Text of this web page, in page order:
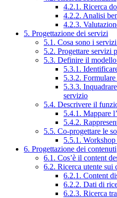
4.2.1. Ricerca
4.2.2. Analisi
4.2.3.
5. Progettazione dei servizi
5.1. Cosa sono i
5.2. Progettare servizi
5.3. Definire il
5.3.1.
5.3.2.
5.3.3.
servizio
5.4. Descrivere il
5.4.1. Mappare
5.4.2.
5.5. Co-progettare le
5.5.1.
6. Progettazione dei contenuti
6.1. Cos’è il content
6.2. Ricerca utente
6.2.1. Content
6.2.2. Dati di
6.2.3. Ricerca